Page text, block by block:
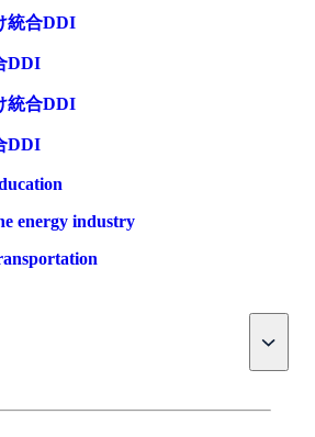
統合DDI
DDI
統合DDI
DDI
energy industry